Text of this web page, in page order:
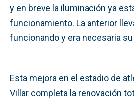
y en breve la iluminación ya
funcionamiento. La anterior
funcionando y era necesaria
Esta mejora en el estadio de
Villar completa la renovación